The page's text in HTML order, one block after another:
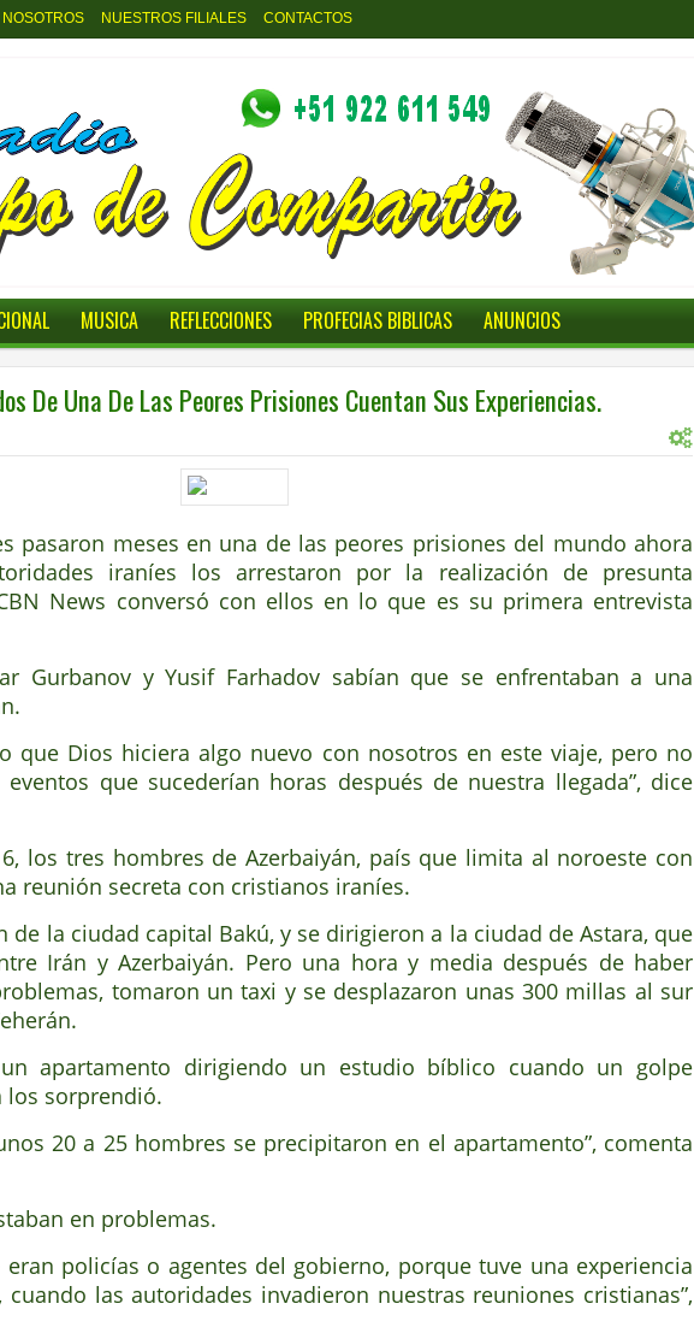
NUESTROS FILIALES CONTACTOS
MUSICA REFLECCIONES PROFECIAS BIBLICAS ANUNCIOS
De Una De Las Peores Prisiones Cuentan Sus Experiencias.
pasaron meses en una de las peores prisiones del mundo ahora
iraníes los arrestaron por la realización de presunta
News conversó con ellos en lo que es su primera entrevista
Gurbanov y Yusif Farhadov sabían que se enfrentaban a una
que Dios hiciera algo nuevo con nosotros en este viaje, pero no
que sucederían horas después de nuestra llegada”, dice
los tres hombres de Azerbaiyán, país que limita al noroeste con
reunión secreta con cristianos iraníes.
de la ciudad capital Bakú, y se dirigieron a la ciudad de Astara, que
Irán y Azerbaiyán. Pero una hora y media después de haber
tomaron un taxi y se desplazaron unas 300 millas al sur
apartamento dirigiendo un estudio bíblico cuando un golpe
los sorprendió.
20 a 25 hombres se precipitaron en el apartamento”, comenta
en problemas.
eran policías o agentes del gobierno, porque tuve una experiencia
cuando las autoridades invadieron nuestras reuniones cristianas”,